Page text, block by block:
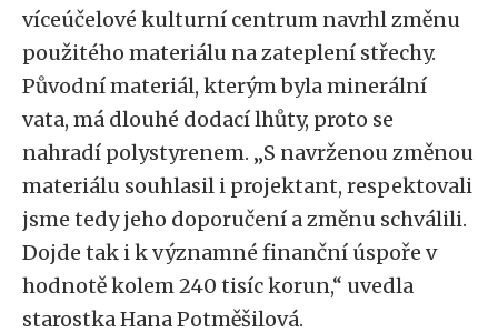
víceúčelové kulturní centrum navrhl změnu
použitého materiálu na zateplení střechy.
Původní materiál, kterým byla minerální
vata, má dlouhé dodací lhůty, proto se
nahradí polystyrenem. „S navrženou změnou
materiálu souhlasil i projektant, respektovali
jsme tedy jeho doporučení a změnu schválili.
Dojde tak i k významné finanční úspoře v
hodnotě kolem 240 tisíc korun,“ uvedla
starostka Hana Potměšilová.